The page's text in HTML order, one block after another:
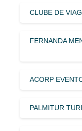
CLUBE DE
FERNANDA
ACORP
PALMITUR